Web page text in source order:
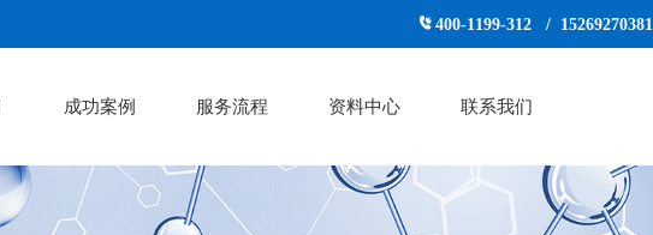
400-1199-312 / 15269270381
成功案例 服务流程 资料中心 联系我们